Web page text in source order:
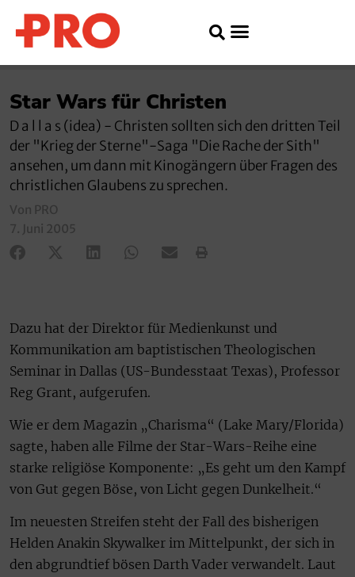
Star Wars für Christen
D a l l a s (idea) - Christen sollten sich den dritten Teil
der "Krieg der Sterne"-Saga "Die Rache der Sith"
ansehen, um dann mit Kinogängern über Fragen des
christlichen Glaubens zu sprechen.
Von PRO
7. Juni 2005
Dazu hat der Direktor für Medienkunst und
Kommunikation am baptistischen Theologischen
Seminar in Dallas (US-Bundesstaat Texas), Professor
Reg Grant, aufgerufen.
Wie er dem Magazin „Charisma“ (Lake Mary/Florida)
sagte, haben alle Filme der Star-Wars-Reihe eine
starke religiöse Komponente: „Es geht um den Kampf
von Gut gegen Böse, von Licht gegen Dunkelheit.“
Im neuesten Streifen steht der Fall des bisherigen
Helden Anakin Skywalker im Mittelpunkt, der sich in
den abgrundtief bösen Darth Vader verwandelt. Laut